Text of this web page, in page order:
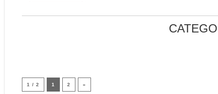
1 / 2 1 2 »